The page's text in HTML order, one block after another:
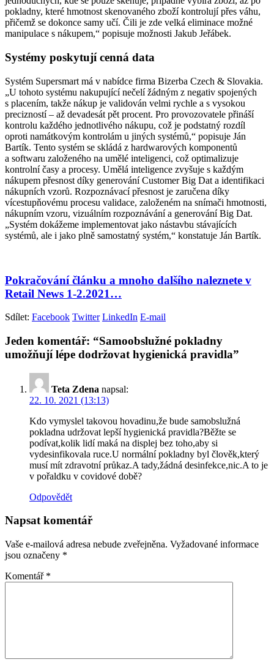
pokladny, které hmotnost skenovaného zboží kontrolují přes váhu,
přičemž se dokonce samy učí. Čili je zde velká eliminace možné
manipulace s nákupem,“ popisuje možnosti Jakub Jeřábek.
Systémy poskytují cenná data
Systém Supersmart má v nabídce firma Bizerba Czech & Slovakia.
„U tohoto systému nakupující nečelí žádným z negativ spojených
s placením, takže nákup je validován velmi rychle a s vysokou
precizností – až devadesát pět procent. Pro provozovatele přináší
kontrolu každého jednotlivého nákupu, což je podstatný rozdíl
oproti namátkovým kontrolám u jiných systémů,“ popisuje Ján
Bartík. Tento systém se skládá z hardwarových komponentů
a softwaru založeného na umělé inteligenci, což optimalizuje
kontrolní časy a procesy. Umělá inteligence zvyšuje s každým
nákupem přesnost díky generování Customer Big Dat a identifikaci
nákupních vzorů. Rozpoznávací přesnost je zaručena díky
vícestupňovému procesu validace, založeném na snímači hmotnosti,
nákupním vzoru, vizuálním rozpoznávání a generování Big Dat.
„Systém dokážeme implementovat jako nástavbu stávajících
systémů, ale i jako plně samostatný systém,“ konstatuje Ján Bartík.
Pokračování článku a mnoho dalšího naleznete v
Retail News 1-2.2021…
Sdílet: Facebook Twitter LinkedIn E-mail
Jeden komentář: “Samoobslužné pokladny
umožňují lépe dodržovat hygienická pravidla”
Teta Zdena napsal:
22. 10. 2021 (13:13)
Kdo vymyslel takovou hovadinu,že bude samobslužná
pokladna udržovat lepší hygienická pravidla?Běžte se
podívat,kolik lidí maká na displej bez toho,aby si
vydesinfikovala ruce.U normální pokladny byl člověk,který
musí mít zdravotní průkaz.A tady,žádná desinfekce,nic.A to je
v pořaldku v covidové době?
Odpovědět
Napsat komentář
Vaše e-mailová adresa nebude zveřejněna. Vyžadované informace
jsou označeny *
Komentář *